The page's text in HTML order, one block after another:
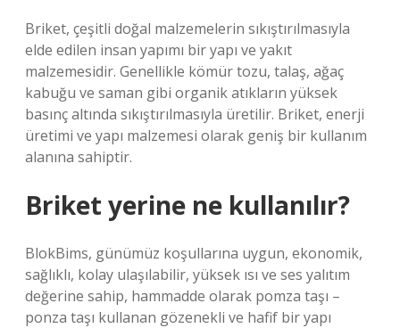
Briket, çeşitli doğal malzemelerin sıkıştırılmasıyla
elde edilen insan yapımı bir yapı ve yakıt
malzemesidir. Genellikle kömür tozu, talaş, ağaç
kabuğu ve saman gibi organik atıkların yüksek
basınç altında sıkıştırılmasıyla üretilir. Briket, enerji
üretimi ve yapı malzemesi olarak geniş bir kullanım
alanına sahiptir.
Briket yerine ne kullanılır?
BlokBims, günümüz koşullarına uygun, ekonomik,
sağlıklı, kolay ulaşılabilir, yüksek ısı ve ses yalıtım
değerine sahip, hammadde olarak pomza taşı –
ponza taşı kullanan gözenekli ve hafif bir yapı